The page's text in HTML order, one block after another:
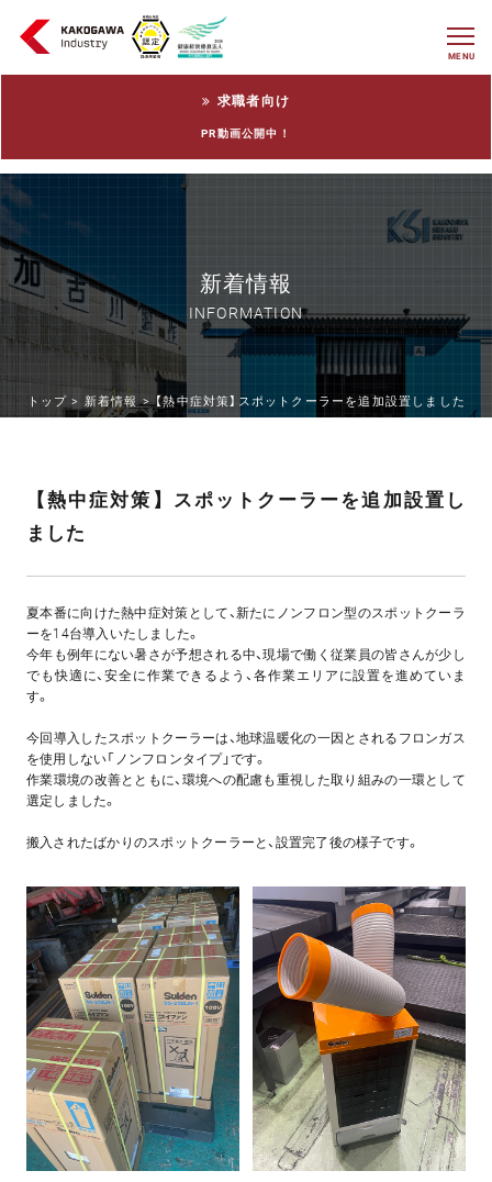
MENU
求職者向け
PR動画公開中！
新着情報
INFORMATION
トップ > 新着情報 >【熱中症対策】スポットクーラーを追加設置しました
【熱中症対策】スポットクーラーを追加設置し
ました
夏本番に向けた熱中症対策として、新たにノンフロン型のスポットクーラ
ーを14台導入いたしました。
今年も例年にない暑さが予想される中、現場で働く従業員の皆さんが少し
でも快適に、安全に作業できるよう、各作業エリアに設置を進めていま
す。
今回導入したスポットクーラーは、地球温暖化の一因とされるフロンガス
を使用しない「ノンフロンタイプ」です。
作業環境の改善とともに、環境への配慮も重視した取り組みの一環として
選定しました。
搬入されたばかりのスポットクーラーと、設置完了後の様子です。